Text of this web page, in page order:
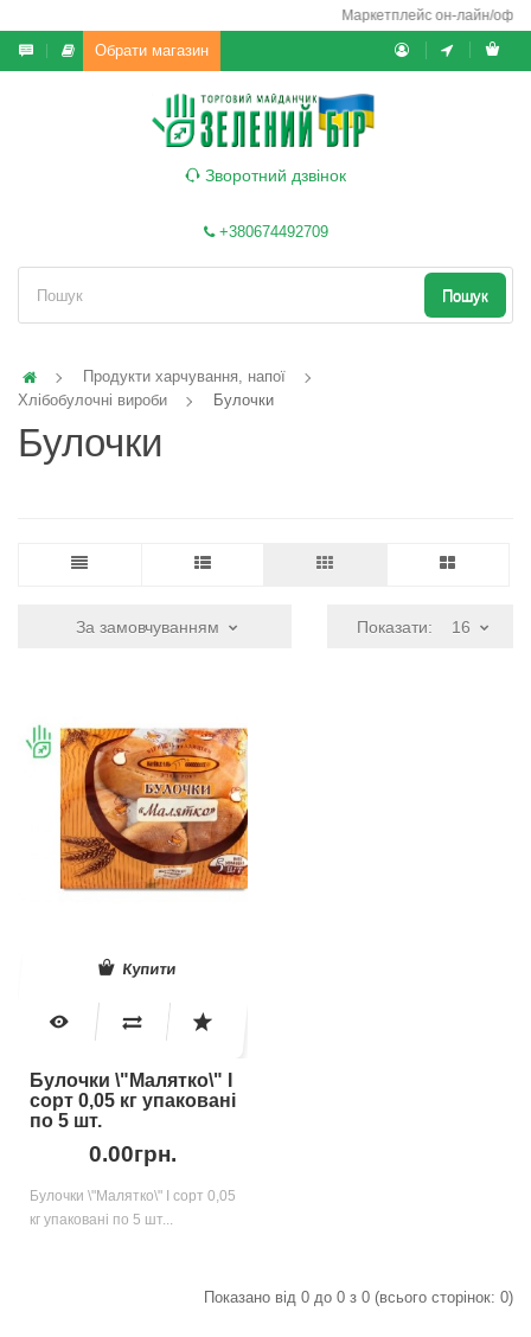
Маркетплейс он-лайн/офф-
Обрати магазин
Зворотний дзвінок
+380674492709
Пошук
Продукти харчування, напої
Хлібобулочні вироби
Булочки
Булочки
За замовчуванням Показати: 16
Купити
Булочки \"Малятко\" І
сорт 0,05 кг упаковані
по 5 шт.
0.00грн.
Булочки \"Малятко\" І сорт 0,05
кг упаковані по 5 шт...
Показано від 0 до 0 з 0 (всього сторінок: 0)